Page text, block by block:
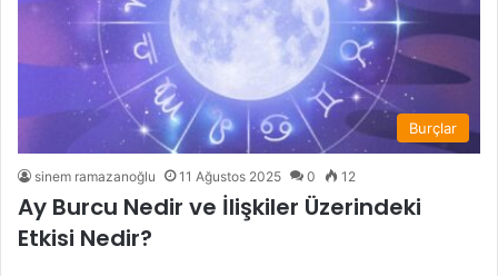
Burçlar
sinem ramazanoğlu 11 Ağustos 2025 0 12
Ay Burcu Nedir ve İlişkiler Üzerindeki
Etkisi Nedir?